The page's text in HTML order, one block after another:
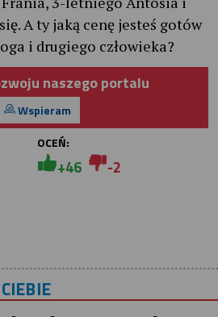
A ty jaką cenę jesteś gotów
i drugiego człowieka?
naszego portalu
Wspieram
OCEŃ:
+46 -2